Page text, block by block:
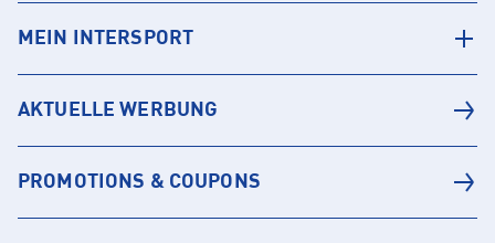
MEIN INTERSPORT
AKTUELLE WERBUNG
PROMOTIONS & COUPONS